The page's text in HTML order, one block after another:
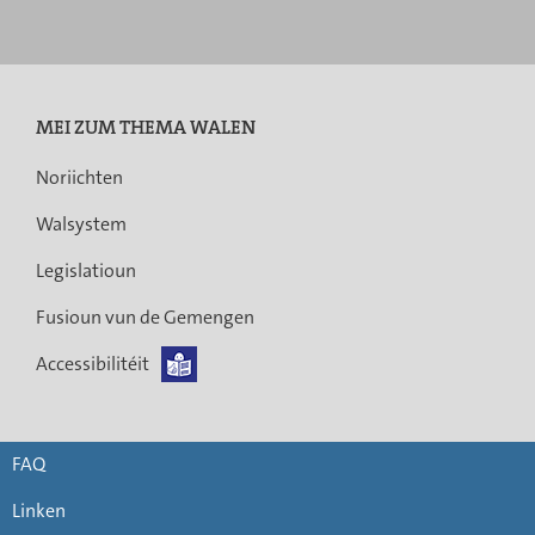
MEI ZUM THEMA WALEN
Noriichten
Walsystem
Legislatioun
Fusioun vun de Gemengen
Accessibilitéit
FAQ
Linken